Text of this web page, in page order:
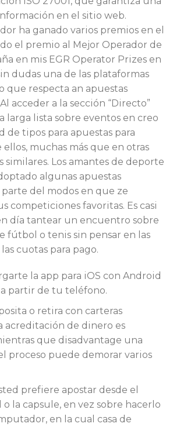
en el sitio web.
ha ganado varios premios en el
el premio al Mejor Operador de
en mis EGR Operator Prizes en
dudas una de las plataformas
que respecta an apuestas
acceder a la sección “Directo”
larga lista sobre eventos en creo
de tipos para apuestas para
muchas más que en otras
similares. Los amantes de deporte
algunas apuestas
del modos en que ze
competiciones favoritas. Es casi
día tantear un encuentro sobre
fútbol o tenis sin pensar en las
cuotas para pago.
la app para iOS con Android
partir de tu teléfono.
o retira con carteras
acreditación de dinero es
que disadvantage una
proceso puede demorar varios
prefiere apostar desde el
la capsule, en vez sobre hacerlo
en la cual casa de